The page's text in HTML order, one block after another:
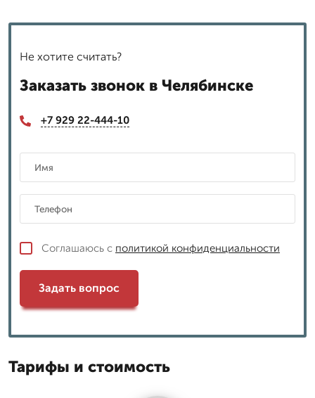
Не хотите считать?
Заказать звонок в Челябинске
+7 929 22-444-10
Соглашаюсь с политикой конфиденциальности
Задать вопрос
Тарифы и стоимость